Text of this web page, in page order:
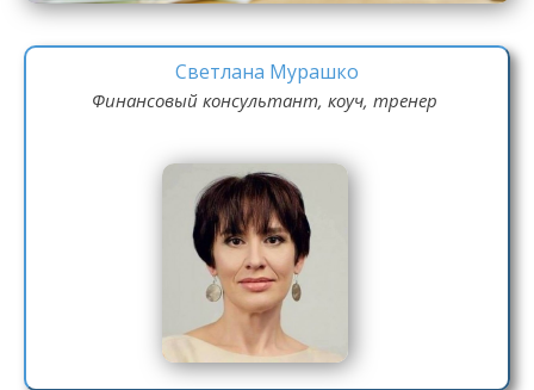
Светлана Мурашко
Финансовый консультант, коуч, тренер